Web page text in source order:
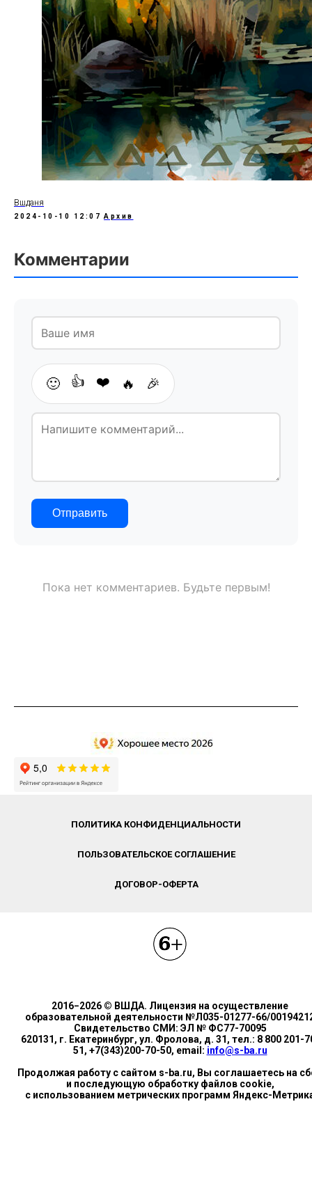
Вшданя
2024-10-10 12:07 Архив
Комментарии
🙂 👍 ❤️ 🔥 🎉
Отправить
Пока нет комментариев. Будьте первым!
ПОЛИТИКА КОНФИДЕНЦИАЛЬНОСТИ
ПОЛЬЗОВАТЕЛЬСКОЕ СОГЛАШЕНИЕ
ДОГОВОР-ОФЕРТА
2016−2026 © ВШДА. Лицензия на осуществление
образовательной деятельности №Л035-01277-66/
Свидетельство СМИ: ЭЛ № ФС77-70095
620131, г. Екатеринбург, ул. Фролова, д. 31, тел.: 8 800 201-
51, +7(343)200-70-50, email: info@s-ba.ru
Продолжая работу с сайтом s-ba.ru, Вы соглашаетесь на
и последующую обработку файлов cookie,
с использованием метрических программ Яндекс-